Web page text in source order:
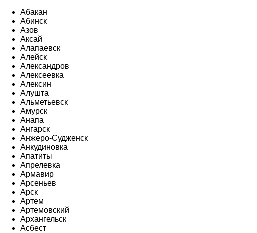
Абакан
Абинск
Азов
Аксай
Алапаевск
Алейск
Александров
Алексеевка
Алексин
Алушта
Альметьевск
Амурск
Анапа
Ангарск
Анжеро-Судженск
Анкудиновка
Апатиты
Апрелевка
Армавир
Арсеньев
Арск
Артем
Артемовский
Архангельск
Асбест